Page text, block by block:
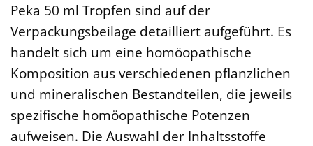
Peka 50 ml Tropfen sind auf der
Verpackungsbeilage detailliert aufgeführt. Es
handelt sich um eine homöopathische
Komposition aus verschiedenen pflanzlichen
und mineralischen Bestandteilen, die jeweils
spezifische homöopathische Potenzen
aufweisen. Die Auswahl der Inhaltsstoffe